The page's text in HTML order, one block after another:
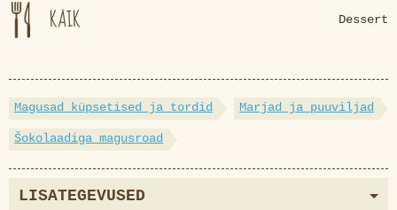
KÄIK
Dessert
Magusad küpsetised ja tordid Marjad ja puuviljad
Šokolaadiga magusroad
LISATEGEVUSED